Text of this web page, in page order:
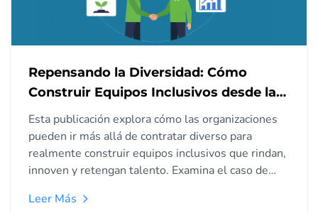
Repensando la Diversidad: Cómo
Construir Equipos Inclusivos desde la
Base
Esta publicación explora cómo las organizaciones
pueden ir más allá de contratar diverso para
realmente construir equipos inclusivos que rindan,
innoven y retengan talento. Examina el caso de
liderazgo, y errores comunes. Ideal para startups y
Leer Más